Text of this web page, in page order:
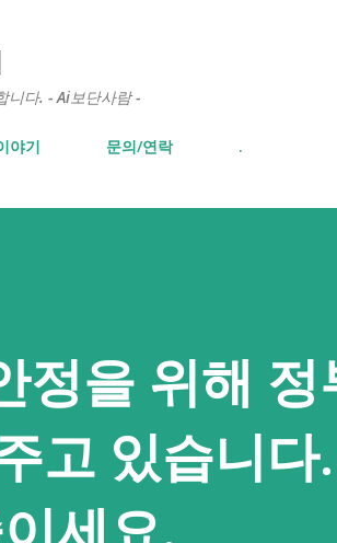
니다. - Ai보단사람 -
야기 문의/연락 .
정을 위해 정
고 있습니다